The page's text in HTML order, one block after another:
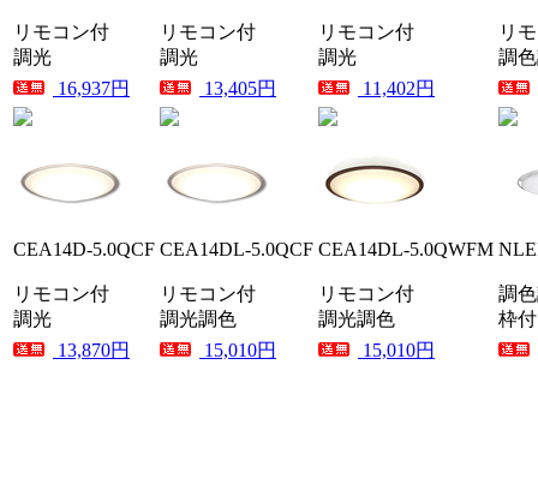
リモコン付
調光
16,937円
リモコン付
調光
13,405円
リモコン付
調光
11,402円
リ
調
CEA14D-5.0QCF
リモコン付
調光
13,870円
CEA14DL-5.0QCF
リモコン付
調光調色
15,010円
CEA14DL-5.0QWFM
リモコン付
調光調色
15,010円
調
枠